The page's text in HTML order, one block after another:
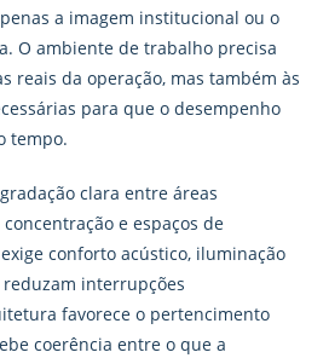
a imagem institucional ou o
O ambiente de trabalho precisa
reais da operação, mas também às
para que o desempenho
tempo.
clara entre áreas
e espaços de
conforto acústico, iluminação
interrupções
favorece o pertencimento
coerência entre o que a